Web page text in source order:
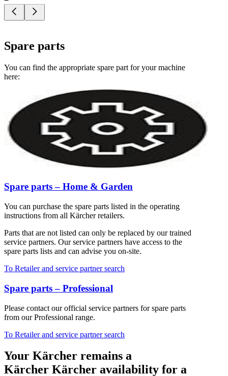
Spare parts
You can find the appropriate spare part for your machine
here:
Spare parts – Home & Garden
You can purchase the spare parts listed in the operating
instructions from all Kärcher retailers.
Parts that are not listed can only be replaced by our trained
service partners. Our service partners have access to the
spare parts lists and can advise you on-site.
To Retailer and service partner search
Spare parts – Professional
Please contact our official service partners for spare parts
from our Professional range.
To Retailer and service partner search
Your Kärcher remains a
Kärcher Kärcher availability for a